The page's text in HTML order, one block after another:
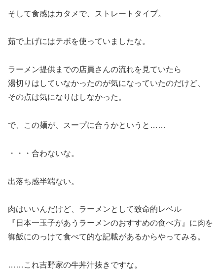
そして食感はカタメで、ストレートタイプ。
茹で上げにはテボを使っていましたな。
ラーメン提供までの店員さんの流れを見ていたら
湯切りはしていなかったのが気になっていたのだけど、
その点は気になりはしなかった。
で、この麺が、スープに合うかというと……
・・・合わないな。
出落ち感半端ない。
肉はいいんだけど、ラーメンとして致命的レベル
『日本一玉子があうラーメンのおすすめの食べ方』に肉を
御飯にのっけて食べて的な記載があるからやってみる。
……これ吉野家の牛丼汁抜きですな。